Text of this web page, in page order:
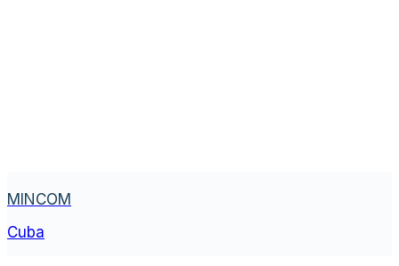
MINCOM
Cuba